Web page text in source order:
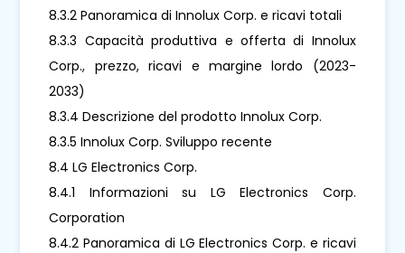
8.3.2 Panoramica di Innolux Corp. e ricavi totali
8.3.3 Capacità produttiva e offerta di Innolux
Corp., prezzo, ricavi e margine lordo (2023-
2033)
8.3.4 Descrizione del prodotto Innolux Corp.
8.3.5 Innolux Corp. Sviluppo recente
8.4 LG Electronics Corp.
8.4.1 Informazioni su LG Electronics Corp.
Corporation
8.4.2 Panoramica di LG Electronics Corp. e ricavi